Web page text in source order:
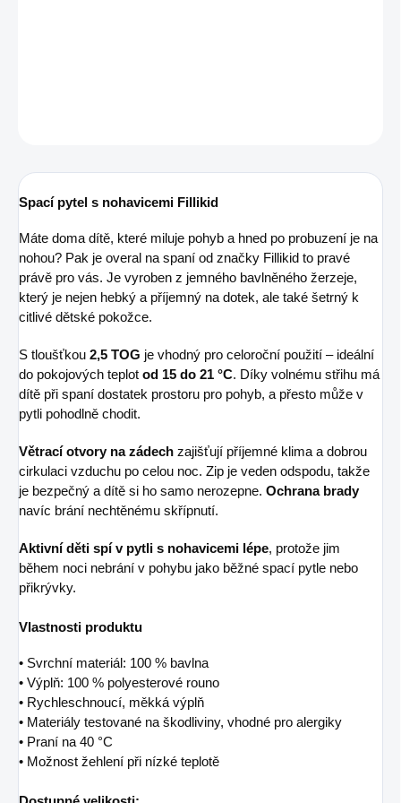
Spací pytel s nohavicemi Fillikid
Máte doma dítě, které miluje pohyb a hned po probuzení je na
nohou? Pak je overal na spaní od značky Fillikid to pravé
právě pro vás. Je vyroben z jemného bavlněného žerzeje,
který je nejen hebký a příjemný na dotek, ale také šetrný k
citlivé dětské pokožce.
S tloušťkou 2,5 TOG je vhodný pro celoroční použití – ideální
do pokojových teplot od 15 do 21 °C. Díky volnému střihu má
dítě při spaní dostatek prostoru pro pohyb, a přesto může v
pytli pohodlně chodit.
Větrací otvory na zádech zajišťují příjemné klima a dobrou
cirkulaci vzduchu po celou noc. Zip je veden odspodu, takže
je bezpečný a dítě si ho samo nerozepne. Ochrana brady
navíc brání nechtěnému skřípnutí.
Aktivní děti spí v pytli s nohavicemi lépe, protože jim
během noci nebrání v pohybu jako běžné spací pytle nebo
přikrývky.
Vlastnosti produktu
• Svrchní materiál: 100 % bavlna
• Výplň: 100 % polyesterové rouno
• Rychleschnoucí, měkká výplň
• Materiály testované na škodliviny, vhodné pro alergiky
• Praní na 40 °C
• Možnost žehlení při nízké teplotě